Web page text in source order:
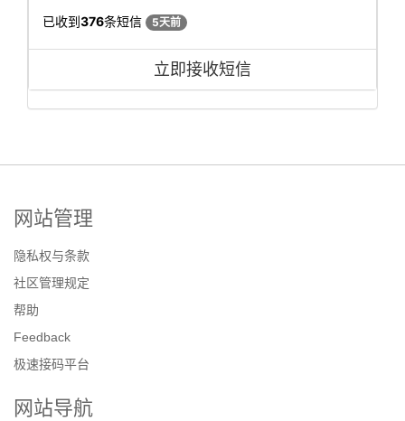
已收到376条短信 5天前
立即接收短信
网站管理
隐私权与条款
社区管理规定
帮助
Feedback
极速接码平台
网站导航